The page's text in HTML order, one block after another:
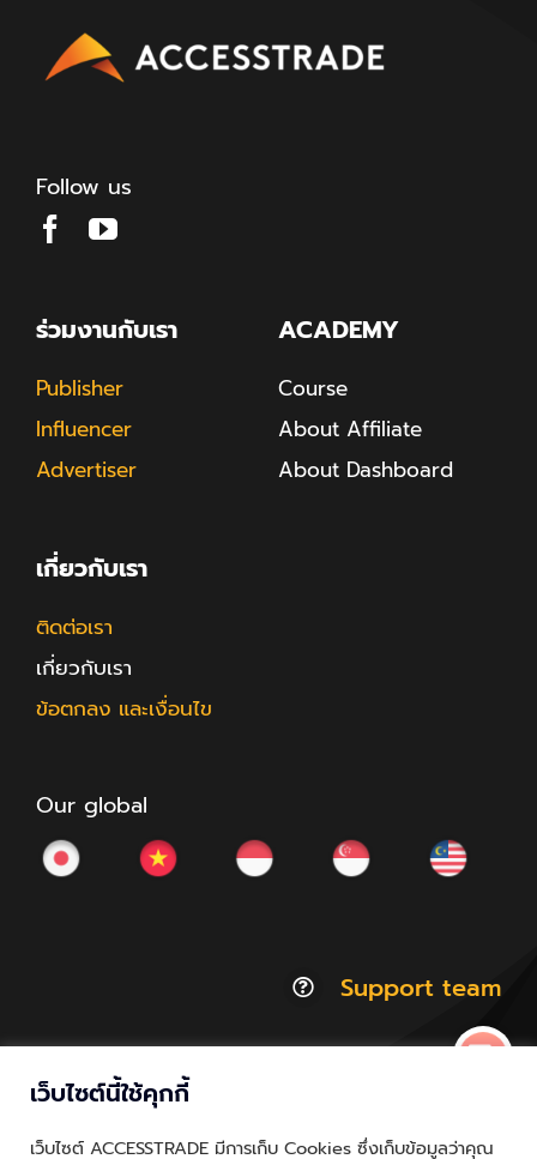
Follow us
ร่วมงานกับเรา
Publisher
Influencer
Advertiser
ACADEMY
Course
About Affiliate
About Dashboard
เกี่ยวกับเรา
ติดต่อเรา
เกี่ยวกับเรา
ข้อตกลง และเงื่อนไข
Our global
Support team
เว็บไซต์นี้ใช้คุกกี้
เว็บไซต์ ACCESSTRADE มีการเก็บ Cookies ซึ่งเก็บข้อมูลว่าคุณ